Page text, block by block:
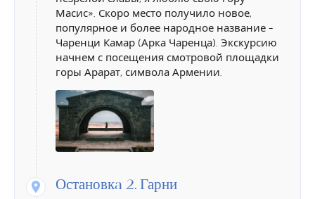
Масис». Скоро место получило новое,
популярное и более народное название -
Чаренци Камар (Арка Чаренца). Экскурсию
начнем с посещения смотровой площадки
горы Арарат, символа Армении.
Остановкa 2. Гарни